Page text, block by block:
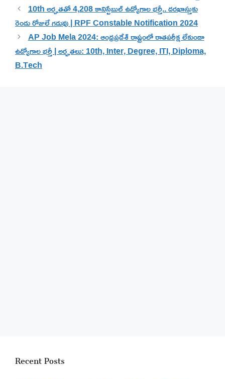
10th అర్హతతో 4,208 కానిస్టేబుల్ ఉద్యోగాల భర్తీ.. దరఖాస్తుకు
రెండు రోజులే గడువు | RPF Constable Notification 2024
AP Job Mela 2024: ఆంధ్రప్రదేశ్ రాష్ట్రంలో రాతపరీక్ష లేకుండా
ఉద్యోగాల భర్తీ | అర్హతలు: 10th, Inter, Degree, ITI, Diploma,
B.Tech
Recent Posts